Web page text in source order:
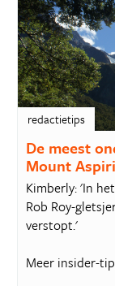
redactietips
De meest
Mount
Kimberly: 'In
Rob Roy-
verstopt.'
Meer insider-